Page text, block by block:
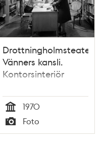
Drottningholmsteaterns
Vänners kansli.
Kontorsinteriör
Tid
1970
Typ
Foto